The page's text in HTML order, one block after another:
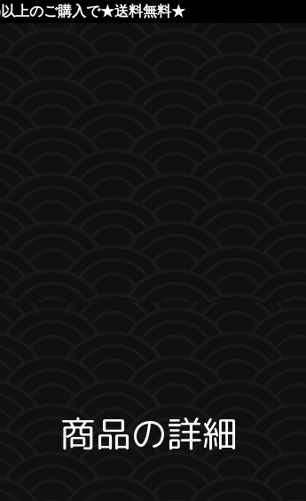
以上のご購入で★送料無料★
商品の詳細